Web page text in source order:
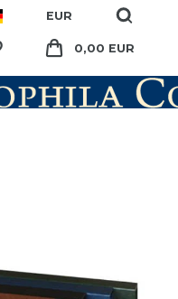
EUR
0,00 EUR